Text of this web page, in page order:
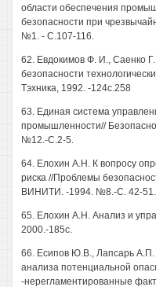
области обеспечения
безопасности при
№1. - С.107-116.
62. Евдокимов Ф. И., Саенко
безопасности
Тэхника, 1992. -124с.258
63. Единая система
промышленности//
№12.-С.2-5.
64. Елохин А.Н. К вопросу
риска //Проблемы
ВИНИТИ. -1994. №8.-С. 42-51.
65. Елохин А.Н. Анализ и
2000.-185с.
66. Есипов Ю.В., Лапсарь А.П.
анализа потенциальной
-нерегламентированные